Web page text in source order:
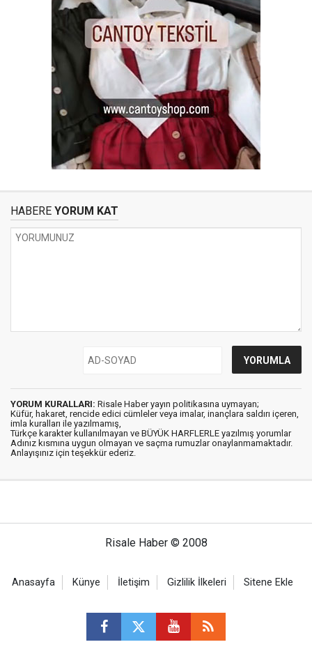
HABERE YORUM KAT
YORUM KURALLARI: Risale Haber yayın politikasına uymayan;
Küfür, hakaret, rencide edici cümleler veya imalar, inançlara saldırı içeren,
imla kuralları ile yazılmamış,
Türkçe karakter kullanılmayan ve BÜYÜK HARFLERLE yazılmış yorumlar
Adınız kısmına uygun olmayan ve saçma rumuzlar onaylanmamaktadır.
Anlayışınız için teşekkür ederiz.
Risale Haber © 2008
Anasayfa Künye İletişim Gizlilik İlkeleri Sitene Ekle